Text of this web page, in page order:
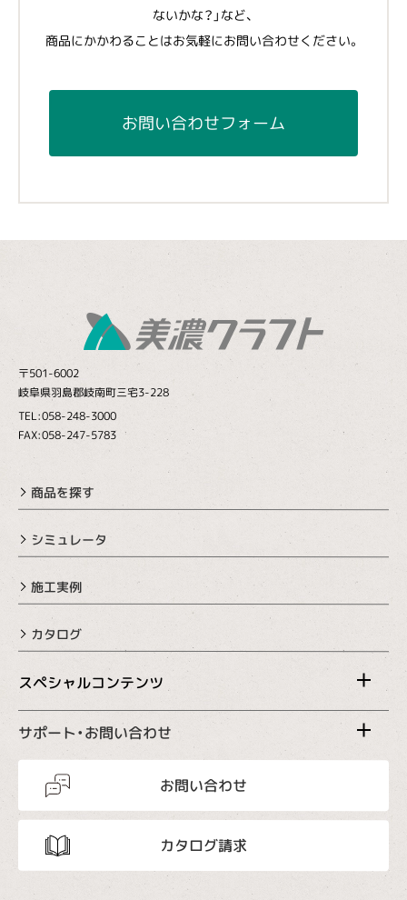
ないかな？」など、
商品にかかわることはお気軽にお問い合わせください。
お問い合わせフォーム
〒501-6002
岐阜県羽島郡岐南町三宅3-228
TEL:058-248-3000
FAX:058-247-5783
商品を探す
シミュレータ
施工実例
カタログ
スペシャルコンテンツ
サポート・お問い合わせ
お問い合わせ
カタログ請求